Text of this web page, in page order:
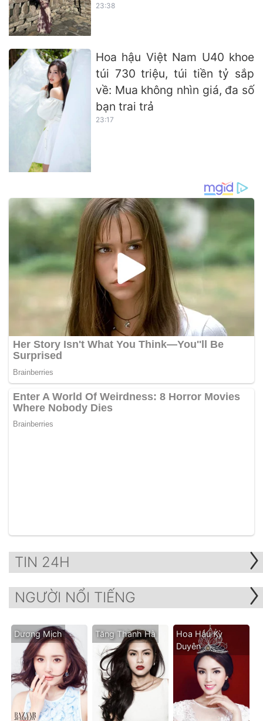
23:38
Hoa hậu Việt Nam U40 khoe
túi 730 triệu, túi tiền tỷ sắp
về: Mua không nhìn giá, đa số
bạn trai trả
23:17
TIN 24H
NGƯỜI NỔI TIẾNG
Dương Mịch Tăng Thanh Hà
Hoa Hậu Kỳ
Duyên